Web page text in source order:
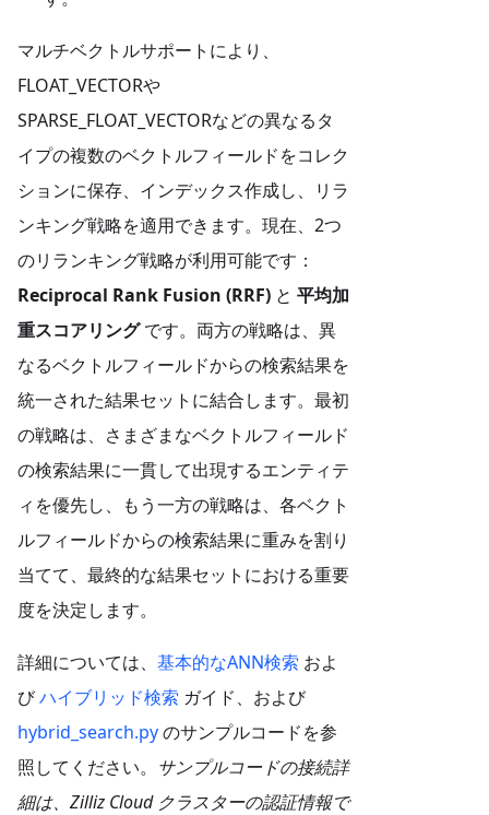
マルチベクトルサポートにより、
FLOAT_VECTORや
SPARSE_FLOAT_VECTORなどの異なるタ
イプの複数のベクトルフィールドをコレク
ションに保存、インデックス作成し、リラ
ンキング戦略を適用できます。現在、2つ
のリランキング戦略が利用可能です：
Reciprocal Rank Fusion (RRF) と 平均加
重スコアリングです。両方の戦略は、異
なるベクトルフィールドからの検索結果を
統一された結果セットに結合します。最初
の戦略は、さまざまなベクトルフィールド
の検索結果に一貫して出現するエンティテ
ィを優先し、もう一方の戦略は、各ベクト
ルフィールドからの検索結果に重みを割り
当てて、最終的な結果セットにおける重要
度を決定します。
詳細については、 基本的なANN検索 およ
びハイブリッド検索 ガイド、および
hybrid_search.pyのサンプルコードを参
照してください。 サンプルコードの接続詳
細は、Zilliz Cloud クラスターの認証情報で